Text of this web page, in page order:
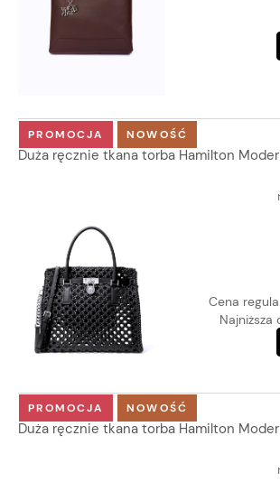
Duża ręcznie tkana torba Hamilton
Cena
Najniższa
PROMOCJA NOWOŚĆ
Duża ręcznie tkana torba Hamilton
PROMOCJA NOWOŚĆ